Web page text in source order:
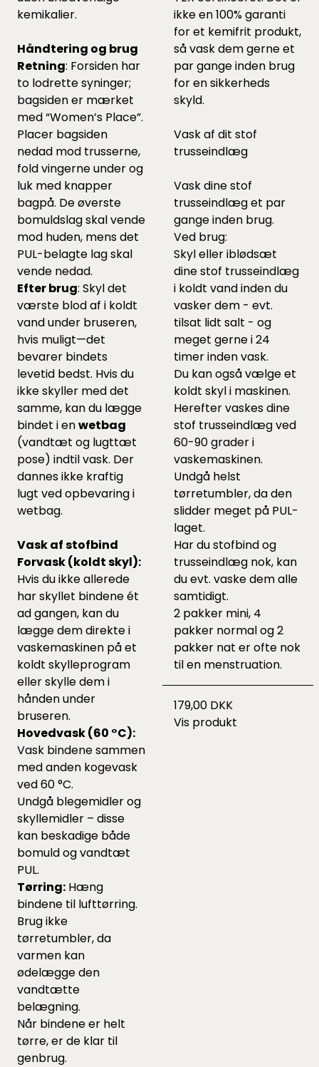
kemikalier.
Håndtering og brug
Retning: Forsiden har
to lodrette syninger;
bagsiden er mærket
med “Women’s Place”.
Placer bagsiden
nedad mod trusserne,
fold vingerne under og
luk med knapper
bagpå. De øverste
bomulds­lag skal vende
mod huden, mens det
PUL-belagte lag skal
vende nedad.
Efter brug: Skyl det
værste blod af i koldt
vand under bruseren,
hvis muligt—det
bevarer bindets
levetid bedst. Hvis du
ikke skyller med det
samme, kan du lægge
bindet i enwetbag
(vandtæt og lugttæt
pose) indtil vask. Der
dannes ikke kraftig
lugt ved opbevaring i
wetbag.
Vask af stofbind
Forvask (koldt skyl):
Hvis du ikke allerede
har skyllet bindene ét
ad gangen, kan du
lægge dem direkte i
vaskemaskinen på et
koldt skylleprogram
eller skylle dem i
hånden under
bruseren.
Hovedvask (60 °C):
Vask bindene sammen
med anden kogevask
ved 60 °C.
Undgå blegemidler og
skyllemidler – disse
kan beskadige både
bomuld og vandtæt
PUL.
Tørring: Hæng
bindene til lufttørring.
Brug ikke
tørretumbler, da
varmen kan
ødelægge den
vandtætte
belægning.
Når bindene er helt
tørre, er de klar til
genbrug.
ikke en 100% garanti
for et kemifrit produkt,
så vask dem gerne et
par gange inden brug
for en sikkerheds
skyld.
Vask af dit stof
trusseindlæg
Vask dine stof
trusseindlæg et par
gange inden brug.
Ved brug:
Skyl eller iblødsæt
dine stof trusseindlæg
i koldt vand inden du
vasker dem - evt.
tilsat lidt salt - og
meget gerne i 24
timer inden vask.
Du kan også vælge et
koldt skyl i maskinen.
Herefter vaskes dine
stof trusseindlæg ved
60-90 grader i
vaskemaskinen.
Undgå helst
tørretumbler, da den
slidder meget på PUL-
laget.
Har du stofbind og
trusseindlæg nok, kan
du evt. vaske dem alle
samtidigt.
2 pakker mini, 4
pakker normal og 2
pakker nat er ofte nok
til en menstruation.
179,00 DKK
Vis produkt